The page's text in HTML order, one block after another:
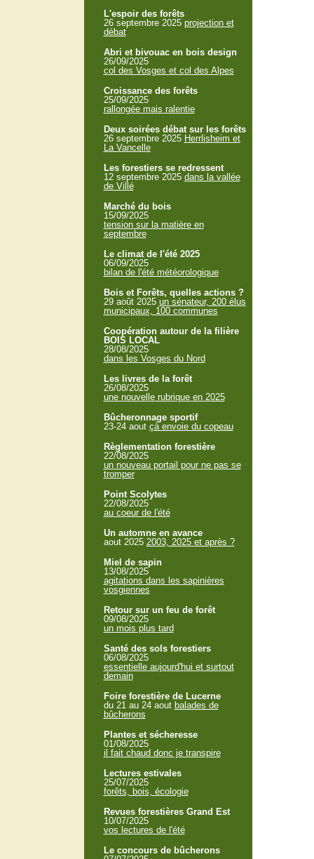
L'espoir des forêts
26 septembre 2025 projection et
débat
Abri et bivouac en bois design
26/09/2025
col des Vosges et col des Alpes
Croissance des forêts
25/09/2025
rallongée mais ralentie
Deux soirées débat sur les forêts
26 septembre 2025 Herrlisheim et
La Vancelle
Les forestiers se redressent
12 septembre 2025 dans la vallée
de Villé
Marché du bois
15/09/2025
tension sur la matière en
septembre
Le climat de l'été 2025
06/09/2025
bilan de l'été météorologique
Bois et Forêts, quelles actions ?
29 août 2025 un sénateur, 200 élus
municipaux, 100 communes
Coopération autour de la filière
BOIS LOCAL
28/08/2025
dans les Vosges du Nord
Les livres de la forêt
26/08/2025
une nouvelle rubrique en 2025
Bûcheronnage sportif
23-24 aout çà envoie du copeau
Règlementation forestière
22/08/2025
un nouveau portail pour ne pas se
tromper
Point Scolytes
22/08/2025
au coeur de l'été
Un automne en avance
aout 2025 2003, 2025 et après ?
Miel de sapin
13/08/2025
agitations dans les sapinières
vosgiennes
Retour sur un feu de forêt
09/08/2025
un mois plus tard
Santé des sols forestiers
06/08/2025
essentielle aujourd'hui et surtout
demain
Foire forestière de Lucerne
du 21 au 24 aout balades de
bûcherons
Plantes et sécheresse
01/08/2025
il fait chaud donc je transpire
Lectures estivales
25/07/2025
forêts, bois, écologie
Revues forestières Grand Est
10/07/2025
vos lectures de l'été
Le concours de bûcherons